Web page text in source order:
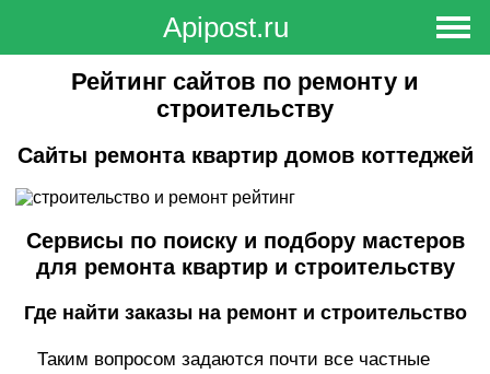
Apipost.ru
Вход в Личный кабинет
Регистрация
Рейтинг сайтов по ремонту и
строительству
Сайты ремонта квартир домов коттеджей
Сервисы по поиску и подбору мастеров
для ремонта квартир и строительству
Где найти заказы на ремонт и строительство
Таким вопросом задаются почти все частные